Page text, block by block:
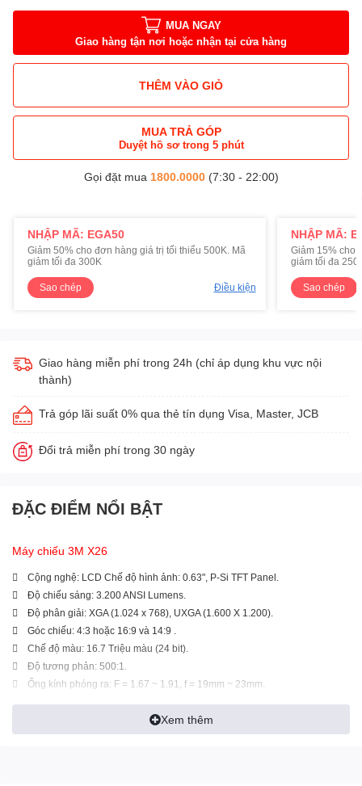
MUA NGAY
Giao hàng tận nơi hoặc nhận tại cửa hàng
THÊM VÀO GIỎ
MUA TRẢ GÓP
Duyệt hồ sơ trong 5 phút
Gọi đặt mua 1800.0000(7:30 - 22:00)
NHẬP MÃ: EGA50
Giảm 50% cho đơn hàng giá trị tối thiểu 500K. Mã
giảm tối đa 300K
Sao chép Điều kiện
NHẬP MÃ:
Giảm 15% cho
giảm tối đa
Sao chép
Giao hàng miễn phí trong 24h (chỉ áp dụng khu vực nội
thành)
Trả góp lãi suất 0% qua thẻ tín dụng Visa, Master, JCB
Đổi trả miễn phí trong 30 ngày
ĐẶC ĐIỂM NỔI BẬT
Máy chiếu 3M X26
 Cộng nghệ: LCD Chế độ hình ảnh: 0.63", P-Si TFT Panel.
 Độ chiếu sáng: 3.200 ANSI Lumens.
 Độ phân giải: XGA (1.024 x 768), UXGA (1.600 X 1.200).
 Góc chiếu: 4:3 hoặc 16:9 và 14:9 .
 Chế độ màu: 16.7 Triệu màu (24 bit).
 Độ tương phản: 500:1.
 Ống kính phóng ra: F = 1.67 ~ 1.91, f = 19mm ~ 23mm.
 Vertical Lens Shift: 9:1 Fixed, Tỷ lệ ống kính phóng: 1.2:1.
 Phóng hình/tiêu cự: Điều chỉnh bằng tay.
 Kích thước phóng to màn hình: 30” ~ 300”.
Xem thêm